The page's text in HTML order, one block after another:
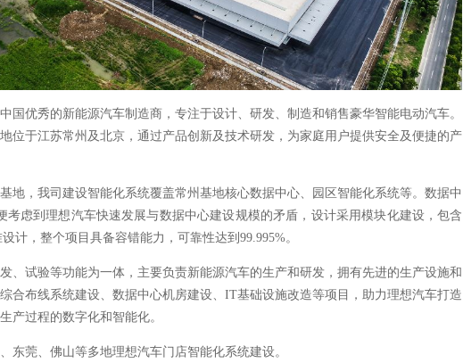
国优秀的新能源汽车制造商，专注于设计、研发、制造和销售豪华智能电动汽车。
位于江苏常州及北京，通过产品创新及技术研发，为家庭用户提供安全及便捷的产
地，我司建设智能化系统覆盖常州基地核心数据中心、园区智能化系统等。数据中
考虑到理想汽车快速发展与数据中心建设规模的矛盾，设计采用模块化建设，包含
计，整个项目具备容错能力，可靠性达到99.995%。
、试验等功能为一体，主要负责新能源汽车的生产和研发，拥有先进的生产设施和
合布线系统建设、数据中心机房建设、IT基础设施改造等项目，助力理想汽车打造
产过程的数字化和智能化。
东莞、佛山等多地理想汽车门店智能化系统建设。